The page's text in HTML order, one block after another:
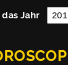
Jahr